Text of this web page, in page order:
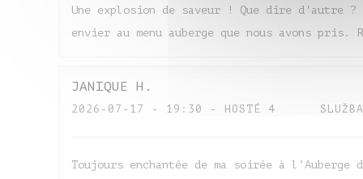
Une explosion de saveur ! Que dire
envier au menu auberge que nous avons
JANIQUE H
2026-07-17 - 19:30 - HOSTÉ 4 SLUŽBA
Toujours enchantée de ma soirée à